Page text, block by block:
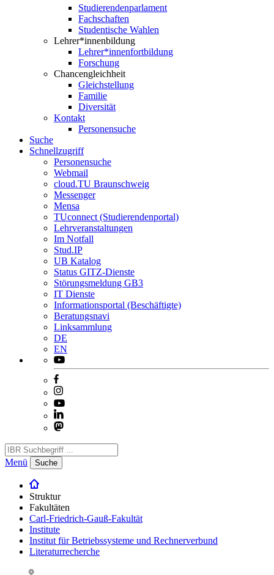
Studierendenparlament
Fachschaften
Studentische Wahlen
Lehrer*innenbildung
Lehrer*innenfortbildung
Forschung
Chancengleichheit
Gleichstellung
Familie
Diversität
Kontakt
Personensuche
Suche
Schnellzugriff
Personensuche
Webmail
cloud.TU Braunschweig
Messenger
Mensa
TUconnect (Studierendenportal)
Lehrveranstaltungen
Im Notfall
Stud.IP
UB Katalog
Status GITZ-Dienste
Störungsmeldung GB3
IT Dienste
Informationsportal (Beschäftigte)
Beratungsnavi
Linksammlung
DE
EN
Menü Suche
Struktur
Fakultäten
Carl-Friedrich-Gauß-Fakultät
Institute
Institut für Betriebssysteme und Rechnerverbund
Literaturrecherche